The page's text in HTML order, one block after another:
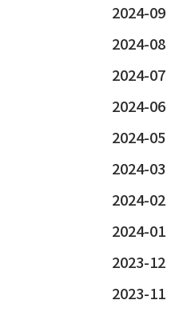
2024-09
2024-08
2024-07
2024-06
2024-05
2024-03
2024-02
2024-01
2023-12
2023-11